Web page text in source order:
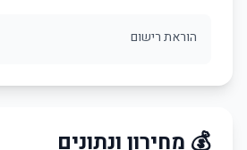
הוראת רישום
💰 מחירון ונתונים